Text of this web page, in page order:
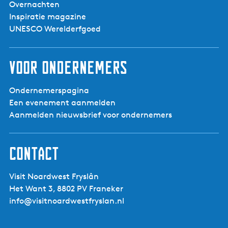
Volwassenen
Senioren
Mountainbike
Ja
Toerfiets
Overnachten
Inspiratie magazine
UNESCO Werelderfgoed
Voor ondernemers
Ondernemerspagina
Een evenement aanmelden
Aanmelden nieuwsbrief voor ondernemers
Contact
Visit Noardwest Fryslân
Het Want 3, 8802 PV Franeker
info@visitnoardwestfryslan.nl